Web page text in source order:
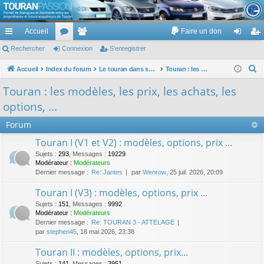
TouranPassion
Le forum des propriétaires ou futurs acquéreurs du Volkswagen Touran
cc
ès
Accueil
or
u
e
m
Faire un don
ne nr
Rechercher Connexion S’enregistrer
Accueil Index du forum Le touran dans ses versions I (V1 V2 V3) et II ... Touran : les modèles, les prix, les achats, les options, ...
r
Touran : les modèles, les prix, les achats, les
options, ...
Forum
Touran I (V1 et V2) : modèles, options, prix ...
Sujets : 293 Messages : 19229
Modérateur : Modérateurs
Dernier message : Re: Jantes par Wenrow , 25 juil. 2026, 20:09
Touran I (V3) : modèles, options, prix ...
Sujets : 151 Messages : 9992
Modérateur : Modérateurs
Dernier message : Re: TOURAN 3 - ATTELAGE
par stephen45 , 18 mai 2026, 23:38
Touran II : modèles, options, prix...